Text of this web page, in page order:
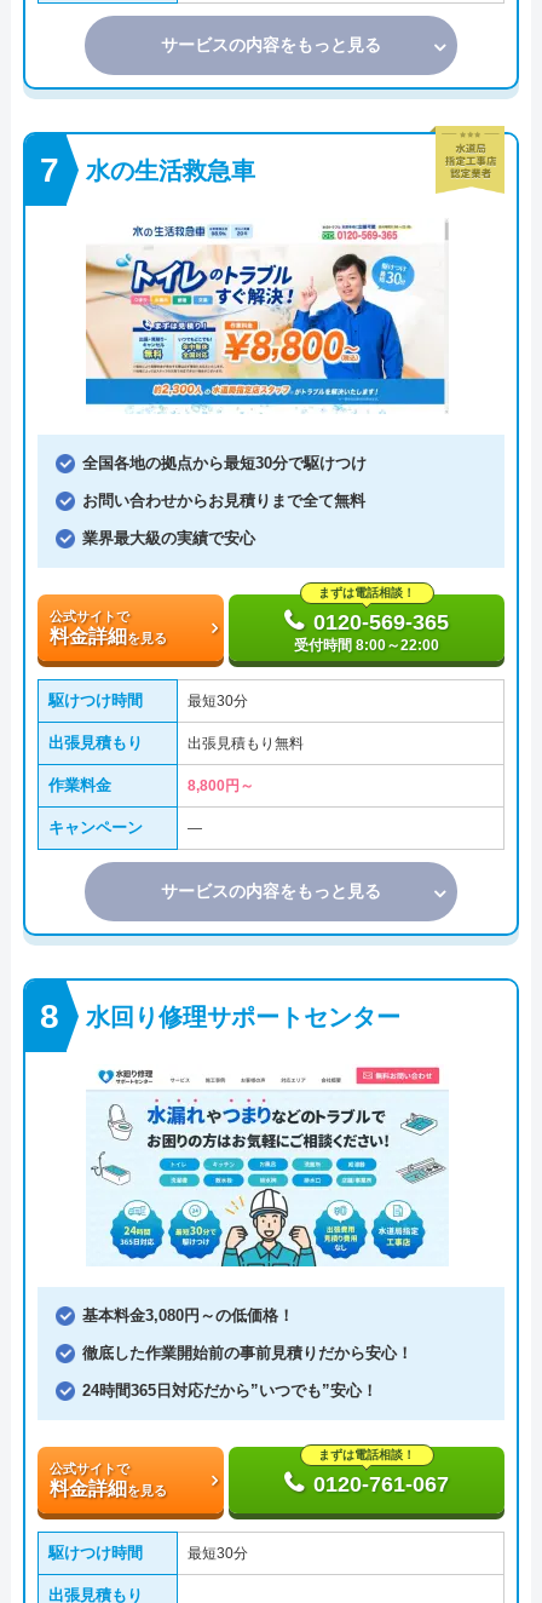
サービスの内容をもっと見る
水の生活救急車
全国各地の拠点から最短30分で駆けつけ
お問い合わせからお見積りまで全て無料
業界最大級の実績で安心
公式サイトで
料金詳細を見る
まずは電話相談！
0120-569-365
受付時間 8:00～22:00
駆けつけ時間 最短30分
出張見積もり 出張見積もり無料
作業料金 8,800円～
キャンペーン ―
サービスの内容をもっと見る
水回り修理サポートセンター
基本料金3,080円～の低価格！
徹底した作業開始前の事前見積りだから安心！
24時間365日対応だから”いつでも”安心！
公式サイトで
料金詳細を見る
まずは電話相談！
0120-761-067
駆けつけ時間 最短30分
出張見積もり